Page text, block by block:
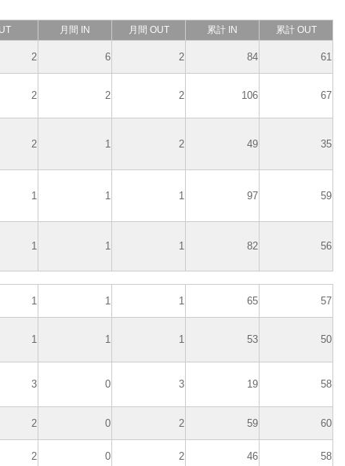
月間 IN 月間 OUT 累計 IN 累計 OUT
2 6 2 84 61
2 2 2 106 67
2 1 2 49 35
1 1 1 97 59
1 1 1 82 56
1 1 1 65 57
1 1 1 53 50
3 0 3 19 58
2 0 2 59 60
2 0 2 46 58